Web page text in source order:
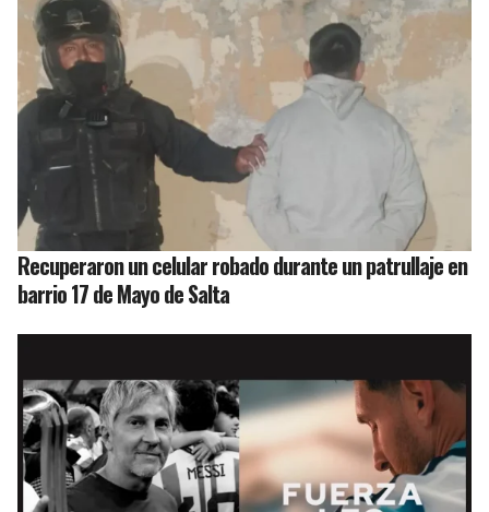
Recuperaron un celular robado durante un patrullaje en
barrio 17 de Mayo de Salta